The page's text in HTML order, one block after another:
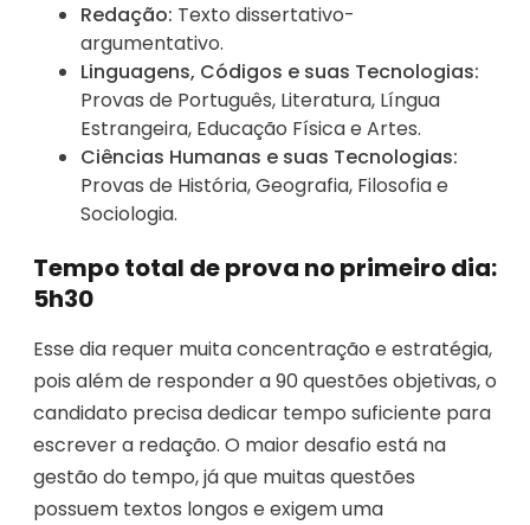
Redação: Texto dissertativo-
argumentativo.
Linguagens, Códigos e suas Tecnologias:
Provas de Português, Literatura, Língua
Estrangeira, Educação Física e Artes.
Ciências Humanas e suas Tecnologias:
Provas de História, Geografia, Filosofia e
Sociologia.
Tempo total de prova no primeiro dia:
5h30
Esse dia requer muita concentração e estratégia,
pois além de responder a 90 questões objetivas, o
candidato precisa dedicar tempo suficiente para
escrever a redação. O maior desafio está na
gestão do tempo, já que muitas questões
possuem textos longos e exigem uma